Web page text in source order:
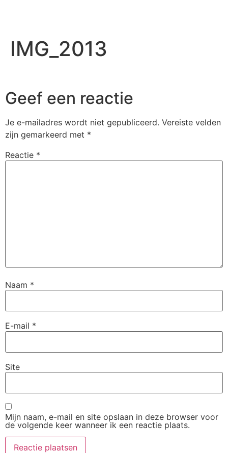
IMG_2013
Geef een reactie
Je e-mailadres wordt niet gepubliceerd. Vereiste velden
zijn gemarkeerd met *
Reactie *
Naam *
E-mail *
Site
Mijn naam, e-mail en site opslaan in deze browser voor
de volgende keer wanneer ik een reactie plaats.